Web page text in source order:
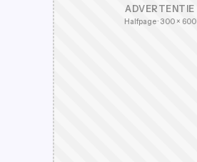
ADVERTENTIE
Halfpage · 300 × 600